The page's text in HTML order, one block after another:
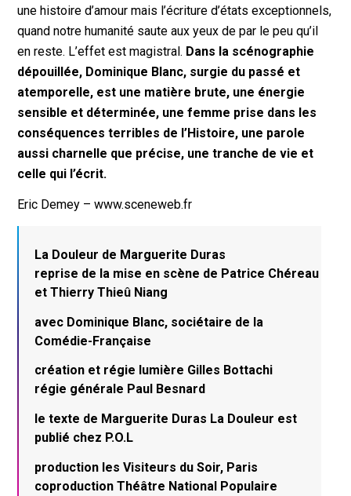
une histoire d’amour mais l’écriture d’états exceptionnels,
quand notre humanité saute aux yeux de par le peu qu’il
en reste. L’effet est magistral. Dans la scénographie
dépouillée, Dominique Blanc, surgie du passé et
atemporelle, est une matière brute, une énergie
sensible et déterminée, une femme prise dans les
conséquences terribles de l’Histoire, une parole
aussi charnelle que précise, une tranche de vie et
celle qui l’écrit.
Eric Demey – www.sceneweb.fr
La Douleur de Marguerite Duras
reprise de la mise en scène de Patrice Chéreau
et Thierry Thieû Niang
avec Dominique Blanc, sociétaire de la
Comédie-Française
création et régie lumière Gilles Bottachi
régie générale Paul Besnard
le texte de Marguerite Duras La Douleur est
publié chez P.O.L
production les Visiteurs du Soir, Paris
coproduction Théâtre National Populaire